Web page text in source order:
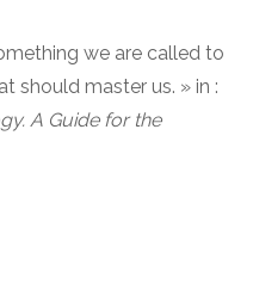
we are called to
should master us. » in :
A Guide for the